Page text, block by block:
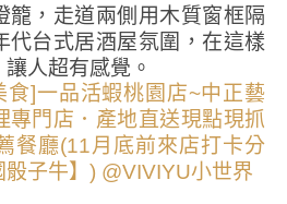
籠，走道兩側用木質窗框隔
代台式居酒屋氛圍，在這樣
人超有感覺。